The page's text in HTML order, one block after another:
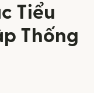
Tiểu
Thống